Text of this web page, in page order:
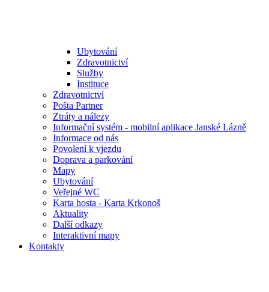
Ubytování
Zdravotnictví
Služby
Instituce
Zdravotnictví
Pošta Partner
Ztráty a nálezy
Informační systém - mobilní aplikace Janské Lázně
Informace od nás
Povolení k vjezdu
Doprava a parkování
Mapy
Ubytování
Veřejné WC
Karta hosta - Karta Krkonoš
Aktuality
Další odkazy
Interaktivní mapy
Kontakty